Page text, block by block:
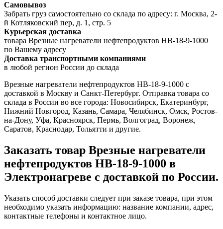
Самовывоз
Забрать груз самостоятельно со склада по адресу: г. Москва, 2-
й Котляковский пер, д. 1, стр. 5
Курьерская доставка
товара Врезные нагреватели нефтепродуктов НВ-18-9-1000
по Вашему адресу
Доставка транспортными компаниями
в любой регион России до склада
Врезные нагреватели нефтепродуктов НВ-18-9-1000 с
доставкой в Москву и Санкт-Петербург. Отправка товара со
склада в России во все города: Новосибирск, Екатеринбург,
Нижний Новгород, Казань, Самара, Челябинск, Омск, Ростов-
на-Дону, Уфа, Красноярск, Пермь, Волгоград, Воронеж,
Саратов, Краснодар, Тольятти и другие.
Заказать товар Врезные нагреватели
нефтепродуктов НВ-18-9-1000 в
Электронагреве с доставкой по России.
Указать способ доставки следует при заказе товара, при этом
необходимо указать информацию: название компании, адрес,
контактные телефоны и контактное лицо.